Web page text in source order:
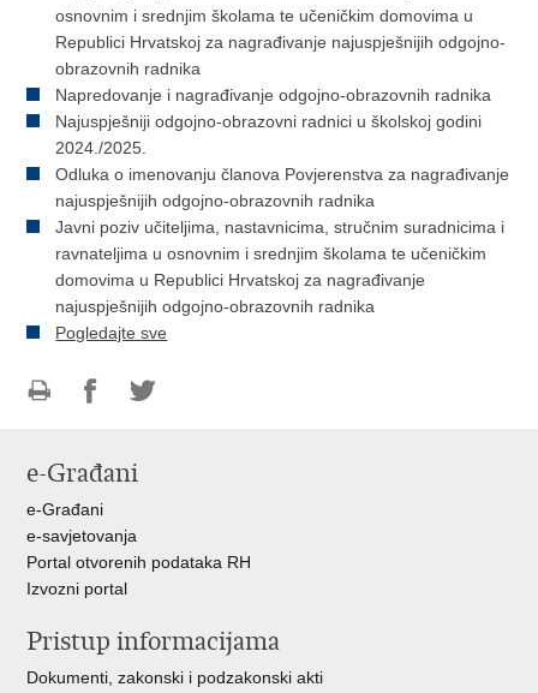
osnovnim i srednjim školama te učeničkim domovima u
Republici Hrvatskoj za nagrađivanje najuspješnijih odgojno-
obrazovnih radnika
Napredovanje i nagrađivanje odgojno-obrazovnih radnika
Najuspješniji odgojno-obrazovni radnici u školskoj godini
2024./2025.
Odluka o imenovanju članova Povjerenstva za nagrađivanje
najuspješnijih odgojno-obrazovnih radnika
Javni poziv učiteljima, nastavnicima, stručnim suradnicima i
ravnateljima u osnovnim i srednjim školama te učeničkim
domovima u Republici Hrvatskoj za nagrađivanje
najuspješnijih odgojno-obrazovnih radnika
Pogledajte sve
FacebookuTwitteru
e-Građani
e-Građani
e-savjetovanja
Portal otvorenih podataka RH
Izvozni portal
Pristup informacijama
Dokumenti, zakonski i podzakonski akti